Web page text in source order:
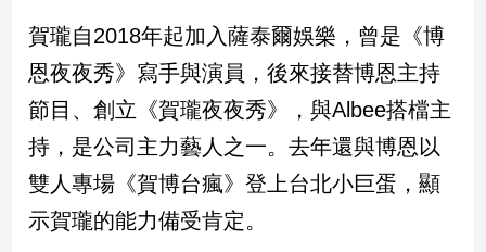
區
南
台
灣
觀
點
賀瓏自2018年起加入薩泰爾娛樂，曾是《博
恩夜夜秀》寫手與演員，後來接替博恩主持
節目、創立《賀瓏夜夜秀》，與Albee搭檔主
持，是公司主力藝人之一。去年還與博恩以
雙人專場《賀博台瘋》登上台北小巨蛋，顯
示賀瓏的能力備受肯定。